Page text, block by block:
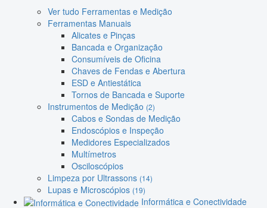
Ver tudo Ferramentas e Medição
Ferramentas Manuais
Alicates e Pinças
Bancada e Organização
Consumíveis de Oficina
Chaves de Fendas e Abertura
ESD e Antiestática
Tornos de Bancada e Suporte
Instrumentos de Medição (2)
Cabos e Sondas de Medição
Endoscópios e Inspeção
Medidores Especializados
Multímetros
Osciloscópios
Limpeza por Ultrassons (14)
Lupas e Microscópios (19)
Informática e Conectividade